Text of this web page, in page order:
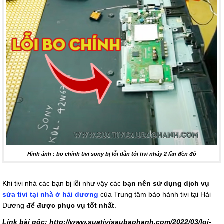
Hình ảnh : bo chính tivi sony bị lỗi dẫn tới tivi nháy 2 lần đèn đỏ
Khi tivi nhà các bạn bị lỗi như vậy các bạn nên sử dụng dịch vụ
sửa tivi tại nhà ở hải dương của Trung tâm bảo hành tivi tại Hải
Dương để được phục vụ tốt nhất
Link bài gốc: http://www.suativisaubaohanh.com/2022/03/loi-